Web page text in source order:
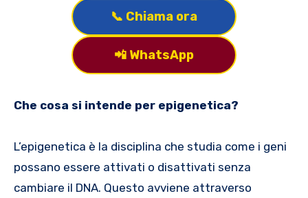
📞 Chiama ora
📲 WhatsApp
Che cosa si intende per epigenetica?
L’epigenetica è la disciplina che studia come i geni
possano essere attivati o disattivati senza
cambiare il DNA. Questo avviene attraverso